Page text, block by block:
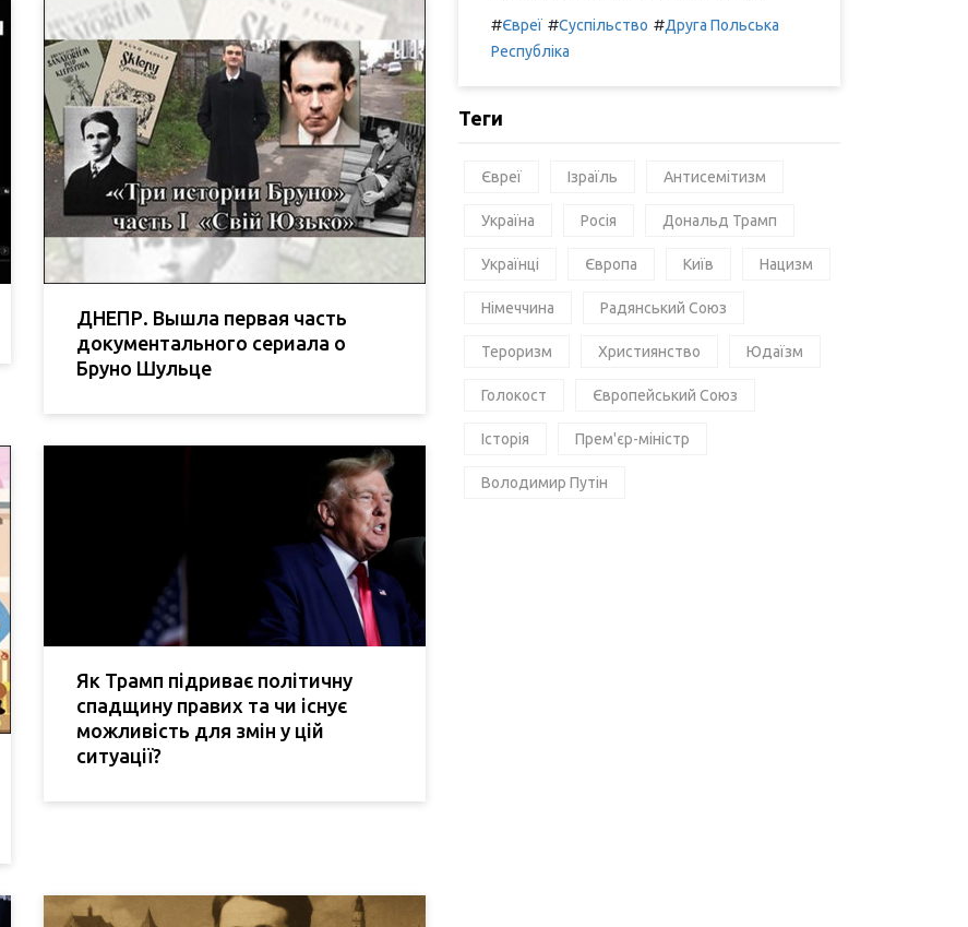
ДНЕПР. Вышла первая часть
документального сериала о
Бруно Шульце
Як Трамп підриває політичну
спадщину правих та чи існує
можливість для змін у цій
ситуації?
#Євреї #Суспільство #Друга Польська
Республіка
Теги
Євреї Ізраїль Антисемітизм
Україна Росія Дональд Трамп
Українці Європа Київ Нацизм
Німеччина Радянський Союз
Тероризм Християнство Юдаїзм
Голокост Європейський Союз
Історія Прем'єр-міністр
Володимир Путін